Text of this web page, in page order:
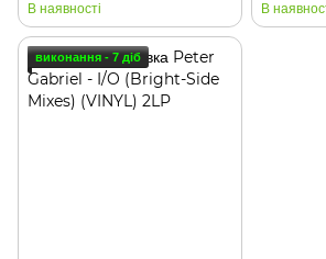
В наявності
В
виконання - 7 діб